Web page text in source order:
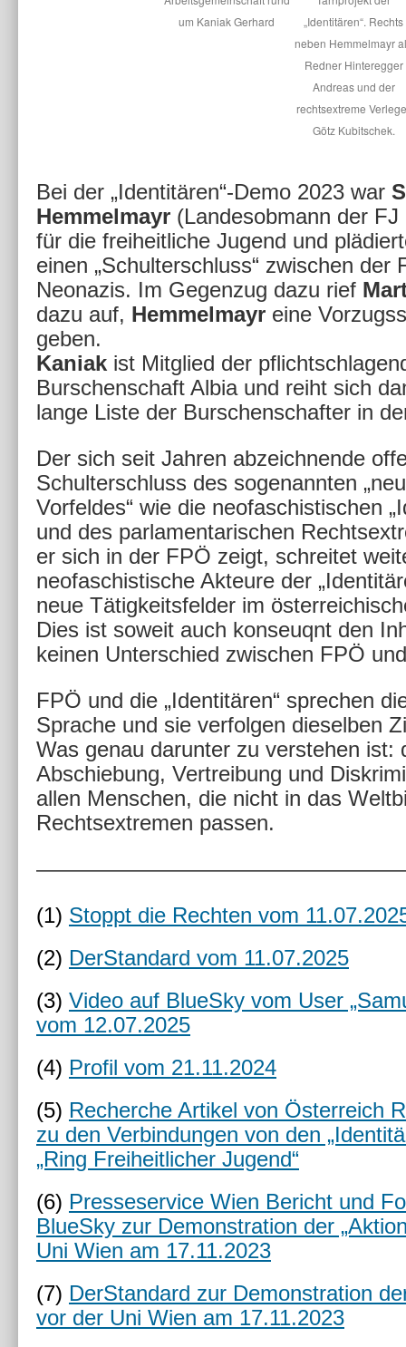
um Kaniak Gerhard
„Identitären“. Rechts
neben Hemmelmayr
Redner Hinteregger
Andreas und der
rechtsextreme
Götz Kubitschek.
Bei der „Identitären“-Demo 2023 war
Hemmelmayr (Landesobmann der
für die freiheitliche Jugend und
einen „Schulterschluss“ zwischen der
Neonazis. Im Gegenzug dazu rief
dazu auf, Hemmelmayr eine
geben.
Kaniak ist Mitglied der
Burschenschaft Albia und reiht sich
lange Liste der Burschenschafter in
Der sich seit Jahren abzeichnende
Schulterschluss des sogenannten
Vorfeldes“ wie die neofaschistischen
und des parlamentarischen
er sich in der FPÖ zeigt, schreitet
neofaschistische Akteure der
neue Tätigkeitsfelder im
Dies ist soweit auch konseuqnt den
keinen Unterschied zwischen FPÖ
FPÖ und die „Identitären“ sprechen
Sprache und sie verfolgen dieselben
Was genau darunter zu verstehen ist:
Abschiebung, Vertreibung und
allen Menschen, die nicht in das
Rechtsextremen passen.
(1) Stoppt die Rechten vom
(2) DerStandard vom 11.07.2025
(3) Video auf BlueSky vom User
vom 12.07.2025
(4) Profil vom 21.11.2024
(5) Recherche Artikel von Österreich
zu den Verbindungen von den
„Ring Freiheitlicher Jugend“
(6) Presseservice Wien Bericht und
BlueSky zur Demonstration der
Uni Wien am 17.11.2023
(7) DerStandard zur Demonstration
vor der Uni Wien am 17.11.2023